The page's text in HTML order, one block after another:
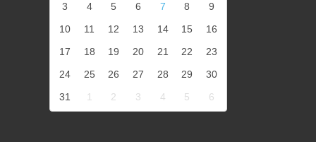
3
4 5 6 7 8
9
10
11 12 13 14 15
16
17
18 19 20 21 22
23
24
25 26 27 28 29
30
31
1 2 3 4 5 6